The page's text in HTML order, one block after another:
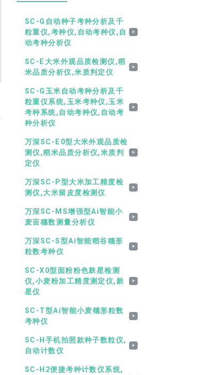
SC-G自动种子考种分析及千
粒重仪,考种仪,自动考种仪,自
动考种分析仪
>
SC-E大米外观品质检测仪,稻
米品质分析仪,米质判定仪
>
SC-G玉米自动考种分析及千
粒重仪系统,玉米考种仪,玉米
考种系统,自动考种仪,自动考
种分析仪
>
万深SC-E0型大米外观品质检
测仪,稻米品质分析仪,米质判
定仪
>
万深SC-P型大米加工精度检
测仪,大米留皮度检测仪
>
万深SC-MS增强型Ai智能小
麦亩穗数测量分析仪
>
万深SC-S型Ai智能稻谷穗形
粒数考种仪
>
SC-X0型面粉粉色麸星检测
仪,小麦粉加工精度测定仪,麸
星仪
>
SC-T型Ai智能小麦穗形粒数
考种仪
>
SC-H手机拍照款种子数粒仪,
自动计数仪
>
SC-H2便捷考种计数仪系统,